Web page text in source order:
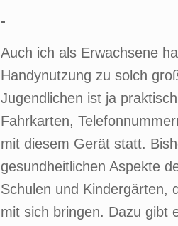
Auch ich als Erwachsene
Handynutzung zu solch
Jugendlichen ist ja
Fahrkarten,
mit diesem Gerät statt.
gesundheitlichen Aspekte
Schulen und Kindergärten,
mit sich bringen. Dazu gibt